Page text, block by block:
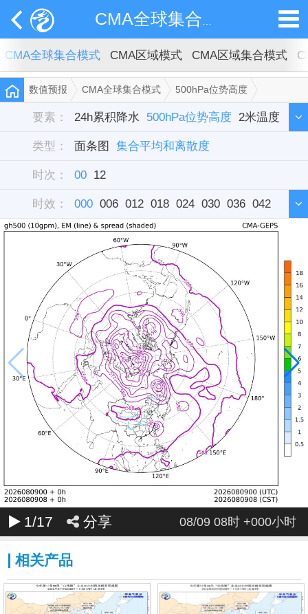
CMA全球集合模式 CMA区域模式 CMA区域集合模式
数值预报 CMA全球集合模式 500hPa位势高度
集合平均和离散度
要素： 24h累积降水 500hPa位势高度 2米温度
10米全风速
类型： 面条图 集合平均和离散度
时次： 00 12
时效： 000 006 012 018 024 030 036 042
048 054 060 066 072 078 084 090
096
1/17 分享 08/09 08时 +000小时
相关产品